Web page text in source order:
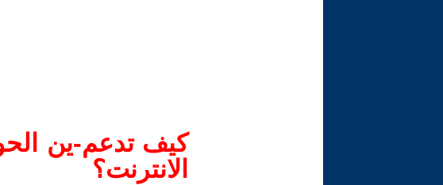
كيف تدعم-ين
الانترنت؟